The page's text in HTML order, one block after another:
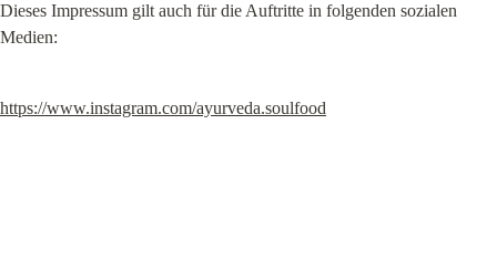
Dieses Impressum gilt auch für die Auftritte in folgenden sozialen
Medien:
https://www.instagram.com/ayurveda.soulfood